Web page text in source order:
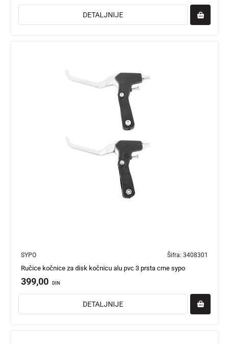
DETALJNIJE
SYPO Šifra: 3408301
Ručice kočnice za disk kočnicu alu pvc 3 prsta crne sypo
399,00 DIN
DETALJNIJE